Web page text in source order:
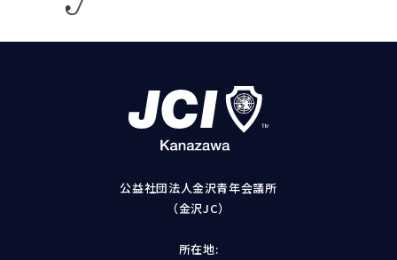
公益社団法人金沢青年会議所
（金沢JC）
所在地: